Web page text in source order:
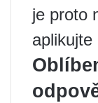
je proto
aplikujte